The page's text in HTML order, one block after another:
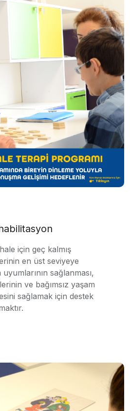
için geç kalmış
en üst seviyeye
sağlanması,
ve bağımsız yaşam
sağlamak için destek